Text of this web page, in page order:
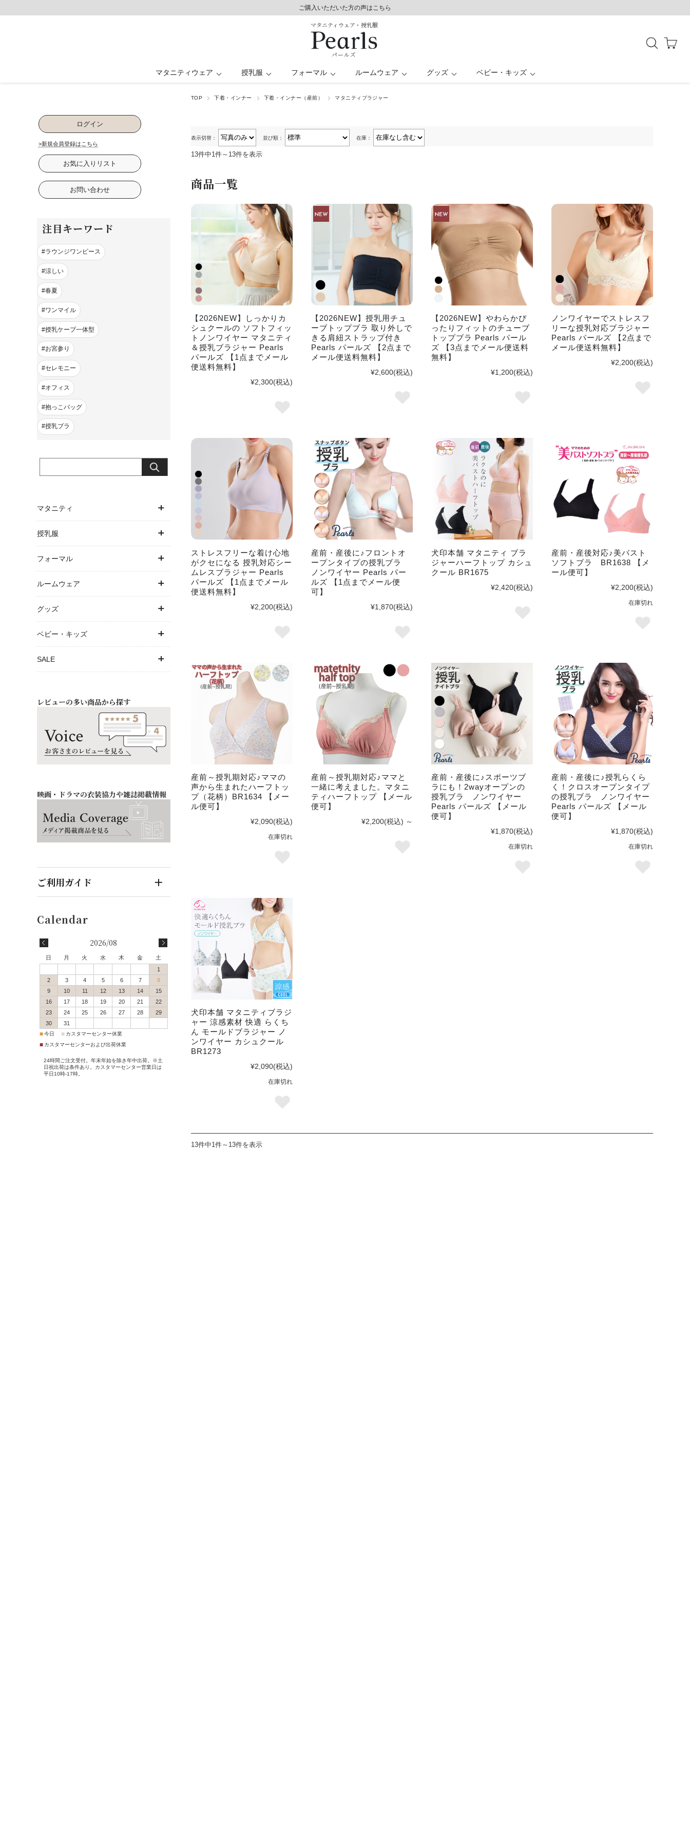
ご購入いただいた方の声はこちら
8,800円以上で送料無料/毎日発送（年末年始除く）
ご購入いただいた方の声はこちら
マタニティウェア・授乳服
パールズ
マタニティウェア
パジャマ 下着・インナー マタニティ水着
授乳服 フォーマル
卒入園・学校行事 お祝い・記念日 オフィス
ルームウェア グッズ
ファッション雑貨
ベビー・キッズ
TOP 下着・インナー 下着・インナー（産前） マタニティブラジャー
表示切替： 並び順： 在庫：
13件中1件～13件を表示
商品一覧
【2026NEW】しっかりカ
シュクールの ソフトフィッ
トノンワイヤー マタニティ
＆授乳ブラジャー Pearls
パールズ 【1点までメール
便送料無料】
¥2,300(税込)
【2026NEW】授乳用チュ
ーブトップブラ 取り外しで
きる肩紐ストラップ付き
Pearls パールズ 【2点まで
メール便送料無料】
¥2,600(税込)
【2026NEW】やわらかぴ
ったりフィットのチューブ
トップブラ Pearls パール
ズ 【3点までメール便送料
無料】
¥1,200(税込)
ノンワイヤーでストレスフ
リーな授乳対応ブラジャー
Pearls パールズ 【2点まで
メール便送料無料】
¥2,200(税込)
ストレスフリーな着け心地
がクセになる 授乳対応シー
ムレスブラジャー Pearls
パールズ 【1点までメール
便送料無料】
¥2,200(税込)
産前・産後に♪フロントオ
ープンタイプの授乳ブラ
ノンワイヤー Pearls パー
ルズ 【1点までメール便
可】
¥1,870(税込)
犬印本舗 マタニティ ブラ
ジャーハーフトップ カシュ
クール BR1675
¥2,420(税込)
産前・産後対応♪美バスト
ソフトブラ BR1638 【メ
ール便可】
¥2,200(税込)
在庫切れ
産前～授乳期対応♪ママの
声から生まれたハーフトッ
プ（花柄）BR1634 【メー
ル便可】
¥2,090(税込)
在庫切れ
産前～授乳期対応♪ママと
一緒に考えました。マタニ
ティハーフトップ 【メール
便可】
¥2,200(税込) ～
産前・産後に♪スポーツブ
ラにも！2wayオープンの
授乳ブラ ノンワイヤー
Pearls パールズ 【メール
便可】
¥1,870(税込)
在庫切れ
産前・産後に♪授乳らくら
く！クロスオープンタイプ
の授乳ブラ ノンワイヤー
Pearls パールズ 【メール
便可】
¥1,870(税込)
在庫切れ
犬印本舗 マタニティブラジ
ャー 涼感素材 快適 らくち
ん モールドブラジャー ノ
ンワイヤー カシュクール
BR1273
¥2,090(税込)
在庫切れ
13件中1件～13件を表示
ログイン
>新規会員登録はこちら
お気に入りリスト
お問い合わせ
注目キーワード
ラウンジワンピース
涼しい
春夏
ワンマイル
授乳ケープ一体型
お宮参り
セレモニー
オフィス
抱っこバッグ
授乳ブラ
マタニティ
ワンピース
トップス
ボトムス
アウター
パジャマ
授乳服
ワンピース
トップス
授乳ケープ一体型
パジャマ
フォーマル
ワンピース・ドレス
パンツドレス
お宮参り
結婚式・お呼ばれ
お祝い・記念日
オフィス
ルームウェア
パジャマ
バスローブ
グッズ
抱っこ紐・ヒップシート
授乳ケープ
バッグ・シューズ
ファッション雑貨
ベビー・キッズ
ベビー
SALE
レビューの多い商品から探す
映画・ドラマの衣装協力や雑誌掲載情報
ご利用ガイド
会員特典・会員ランク
配送・送料について
決済方法について
返品交換サービス
ポイントご利用案内
2026/08
日 月 火 水 木 金
土
1
2
3 4 5 6 7
8
9
10 11 12 13 14
15
16
17 18 19 20 21
22
23
24 25 26 27 28
29
30
31
■今日 ■ カスタマーセンター休業
■ カスタマーセンターおよび出荷休業
24時間ご注文受付。年末年始を除き年中出荷。※土
日祝出荷は条件あり。カスタマーセンター営業日は
平日10時-17時。